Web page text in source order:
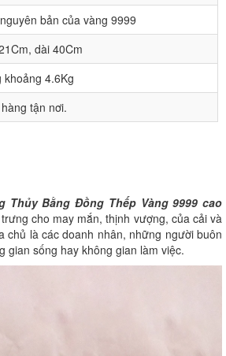
bản của vàng 9999
dài 40Cm
khoảng 4.6Kg
tận nơi.
Thủy Bằng Đồng Thếp Vàng 9999 cao
cho may mắn, thịnh vượng, của cải và
chủ là các doanh nhân, những người buôn
gian sống hay không gian làm việc.